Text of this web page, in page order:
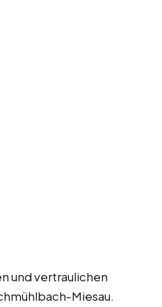
und vertraulichen
Miesau.